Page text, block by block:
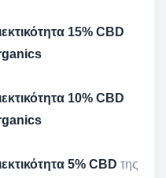
15% CBD
10% CBD
5% CBD της